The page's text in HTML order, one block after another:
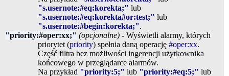
"s.usernote:#eq:korekta;" lub
"s.usernote:#eq:korekta#or:test;" lub
"s.usernote:#begin:korekta;".
"priority:#oper:xx;" (opcjonalne) - Wyświetli alarmy, których
priorytet (priority) spełnia daną operację #oper:xx.
Część filtra bez możliwości ingerencji użytkownika
końcowego w przeglądarce alarmów.
Na przykład "priority:5;" lub "priority:#eq:5;" lub